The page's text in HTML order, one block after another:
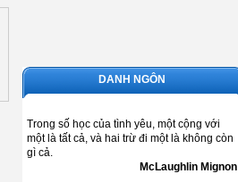
DANH NGÔN
Trong số học của tình yêu, một cộng với
một là tất cả, và hai trừ đi một là không còn
gì cả.
McLaughlin Mignon